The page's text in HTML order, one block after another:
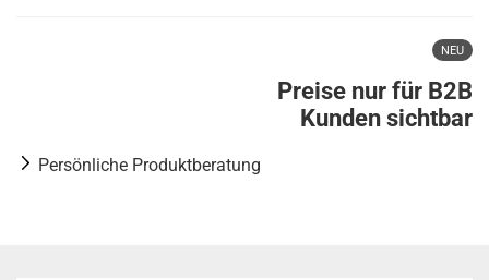
NEU
Preise nur für B2B
Kunden sichtbar
Persönliche Produktberatung